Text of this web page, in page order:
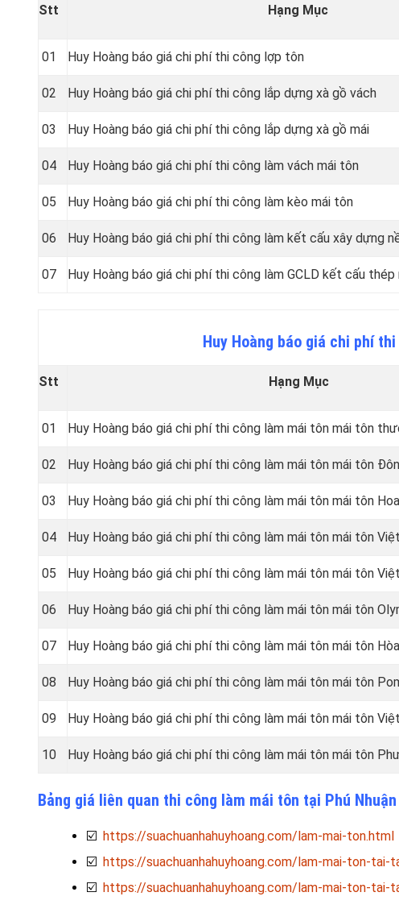
Stt Hạng Mục
01 Huy Hoàng báo giá chi phí thi công lợp tôn
02 Huy Hoàng báo giá chi phí thi công lắp dựng xà gồ vách
03 Huy Hoàng báo giá chi phí thi công lắp dựng xà gồ mái
04 Huy Hoàng báo giá chi phí thi công làm vách mái tôn
05 Huy Hoàng báo giá chi phí thi công làm kèo mái tôn
06 Huy Hoàng báo giá chi phí thi công làm kết cấu xây dựng
07 Huy Hoàng báo giá chi phí thi công làm GCLD kết cấu thép
Huy Hoàng báo giá chi phí
Stt Hạng Mục
01 Huy Hoàng báo giá chi phí thi công làm mái tôn mái tôn
02 Huy Hoàng báo giá chi phí thi công làm mái tôn mái tôn
03 Huy Hoàng báo giá chi phí thi công làm mái tôn mái tôn
04 Huy Hoàng báo giá chi phí thi công làm mái tôn mái tôn
05 Huy Hoàng báo giá chi phí thi công làm mái tôn mái tôn
06 Huy Hoàng báo giá chi phí thi công làm mái tôn mái tôn
07 Huy Hoàng báo giá chi phí thi công làm mái tôn mái tôn
08 Huy Hoàng báo giá chi phí thi công làm mái tôn mái tôn
09 Huy Hoàng báo giá chi phí thi công làm mái tôn mái tôn
10 Huy Hoàng báo giá chi phí thi công làm mái tôn mái tôn
Bảng giá liên quan thi công làm mái tôn tại Phú
☑️ https://suachuanhahuyhoang.com/lam-mai-ton.html
☑️ https://suachuanhahuyhoang.com/lam-mai-ton-tai-
☑️ https://suachuanhahuyhoang.com/lam-mai-ton-tai-